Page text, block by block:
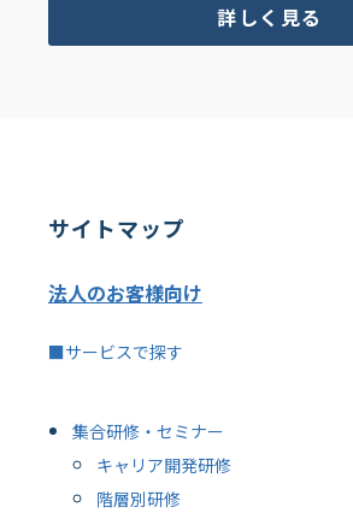
詳しく見る
サイトマップ
法人のお客様向け
■サービスで探す
集合研修・セミナー
キャリア開発研修
階層別研修